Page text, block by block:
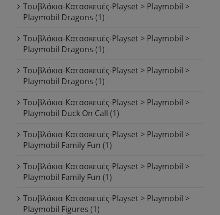
Τουβλάκια-Κατασκευές-Playset > Playmobil >
Playmobil Dragons (1)
Τουβλάκια-Κατασκευές-Playset > Playmobil >
Playmobil Dragons (1)
Τουβλάκια-Κατασκευές-Playset > Playmobil >
Playmobil Dragons (1)
Τουβλάκια-Κατασκευές-Playset > Playmobil >
Playmobil Duck On Call (1)
Τουβλάκια-Κατασκευές-Playset > Playmobil >
Playmobil Family Fun (1)
Τουβλάκια-Κατασκευές-Playset > Playmobil >
Playmobil Family Fun (1)
Τουβλάκια-Κατασκευές-Playset > Playmobil >
Playmobil Figures (1)